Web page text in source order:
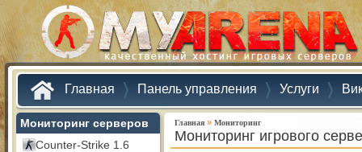
Главная Панель управления Услуги
Мониторинг серверов
Counter-Strike 1.6
Главная » Мониторинг
Мониторинг игрового